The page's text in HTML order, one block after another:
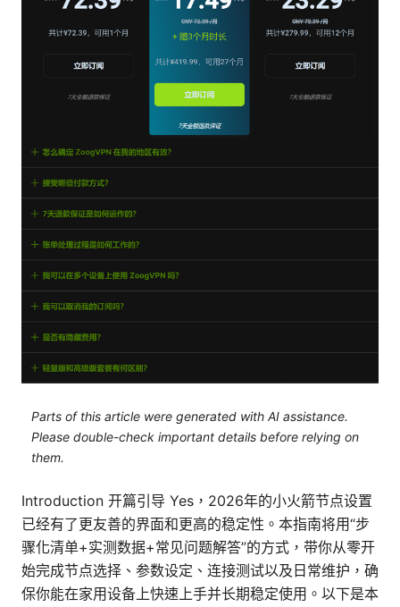
Parts of this article were generated with AI assistance.
Please double-check important details before relying on
them.
Introduction 开篇引导 Yes，2026年的小火箭节点设置
已经有了更友善的界面和更高的稳定性。本指南将用“步
骤化清单+实测数据+常见问题解答”的方式，带你从零开
始完成节点选择、参数设定、连接测试以及日常维护，确
保你能在家用设备上快速上手并长期稳定使用。以下是本